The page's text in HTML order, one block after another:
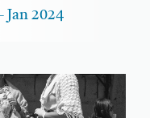
Jan 2024